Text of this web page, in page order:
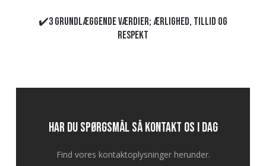
✔️3 grundlæggende værdier; Ærlighed, tillid og
respekt
Har du spørgsmål så kontakt os i dag
Find vores kontaktoplysninger herunder.